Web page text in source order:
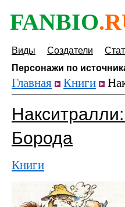
FANBIO
Виды Создатели
Персонажи по
Главная Книги
Борода
Книги